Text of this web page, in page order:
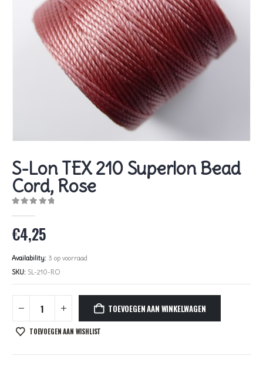
S-Lon TEX 210 Superlon Bead
Cord, Rose
€4,25
Availability: 3 op voorraad
SKU: SL-210-RO
TOEVOEGEN AAN WINKELWAGEN
TOEVOEGEN AAN WISHLIST